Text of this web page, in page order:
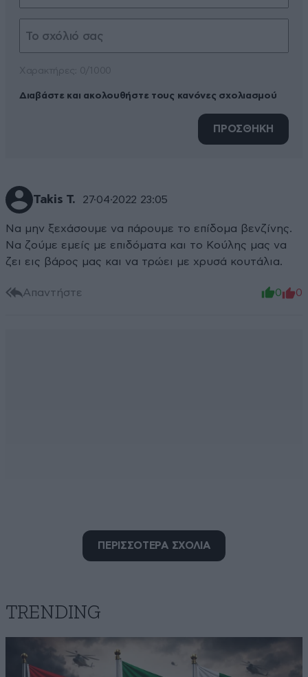
Διαβάστε και ακολουθήστε τους κανόνες σχολιασμού
ΠΡΟΣΘΗΚΗ
Takis T. 27·04·2022 23:05
Να μην ξεχάσουμε να πάρουμε το επίδομα βενζίνης.
Να ζούμε εμείς με επιδόματα και το Κούλης μας να
ζει εις βάρος μας και να τρώει με χρυσά κουτάλια.
Απαντήστε 0 0
LOONEY LEFT 27·04·2022 22:09
σε δημάρχους με διπλή σύνταξη στα κρυφά. Δεν
ανακοίνωση το Ενιαίο Δίκτυο Συνταξιούχων (ΕΝΔΙΣΥ)
καταγγέλλει ότι η κυβέρνηση με μια «κατάπτυστη
ΠΕΡΙΣΣΟΤΕΡΑ ΣΧΟΛΙΑ
TRENDING